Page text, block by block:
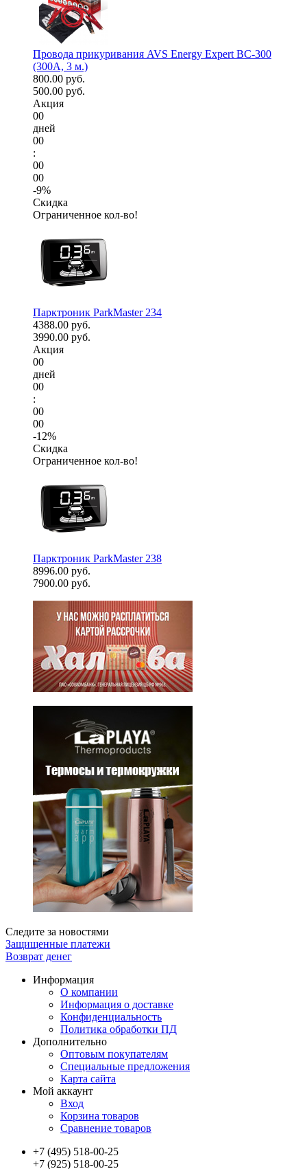
Провода прикуривания AVS Energy Expert BC-300
(300А, 3 м.)
800.00 руб.
500.00 руб.
Акция
00
дней
00
:
00
00
-9%
Скидка
Ограниченное кол-во!
Парктроник ParkMaster 234
4388.00 руб.
3990.00 руб.
Акция
00
дней
00
:
00
00
-12%
Скидка
Ограниченное кол-во!
Парктроник ParkMaster 238
8996.00 руб.
7900.00 руб.
Следите за новостями
Защищенные платежи
Возврат денег
Информация
О компании
Информация о доставке
Конфиденциальность
Политика обработки ПД
Дополнительно
Оптовым покупателям
Специальные предложения
Карта сайта
Мой аккаунт
Вход
Корзина товаров
Сравнение товаров
+7 (495) 518-00-25
+7 (925) 518-00-25